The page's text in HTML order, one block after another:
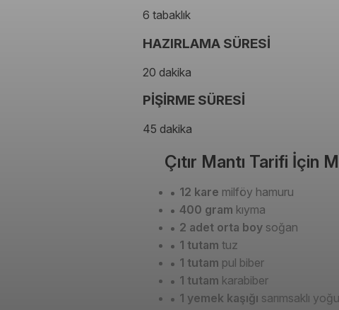
6 tabaklık
HAZIRLAMA SÜRESİ
20 dakika
PİŞİRME SÜRESİ
45 dakika
Çıtır Mantı Tarifi İçin
12 kare milföy hamuru
400 gram kıyma
2 adet orta boy soğan
1 tutam tuz
1 tutam pul biber
1 tutam karabiber
1 yemek kaşığı sarımsaklı